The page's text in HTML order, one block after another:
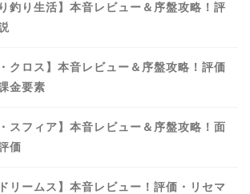
釣り生活】本音レビュー＆序盤攻略！評
クロス】本音レビュー＆序盤攻略！評価
金要素
スフィア】本音レビュー＆序盤攻略！面
価
リームス】本音レビュー！評価・リセマ